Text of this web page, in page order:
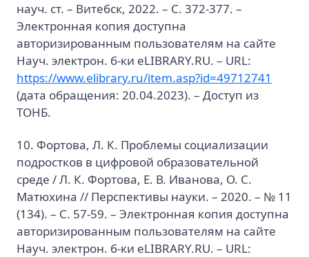
науч. ст. – Витебск, 2022. – С. 372-377. –
Электронная копия доступна
авторизированным пользователям на сайте
Науч. электрон. б-ки eLIBRARY.RU. – URL:
https://www.elibrary.ru/item.asp?id=49712741
(дата обращения: 20.04.2023). – Доступ из
ТОНБ.
10. Фортова, Л. К. Проблемы социализации
подростков в цифровой образовательной
среде / Л. К. Фортова, Е. В. Иванова, О. С.
Матюхина // Перспективы науки. – 2020. – № 11
(134). – С. 57-59. – Электронная копия доступна
авторизированным пользователям на сайте
Науч. электрон. б-ки eLIBRARY.RU. – URL: